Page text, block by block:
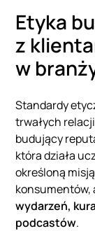
Etyka
z
w
Standardy
trwałych
budujący
która działa
określoną
konsumentów,
wydarzeń,
podcastów.